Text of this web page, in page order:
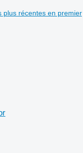
plus récentes en premier